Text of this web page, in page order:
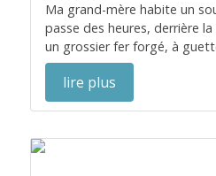
Ma grand-mère habite un
passe des heures, derrière
un grossier fer forgé, à
lire plus